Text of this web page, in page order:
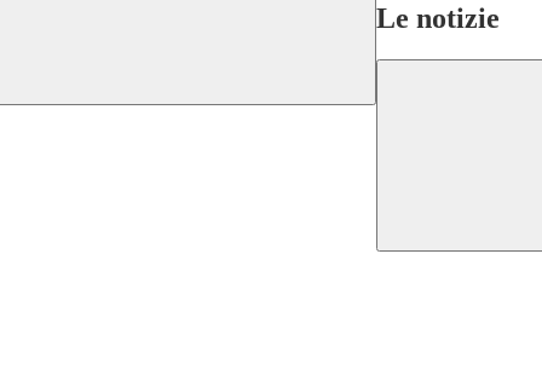
Le notizie